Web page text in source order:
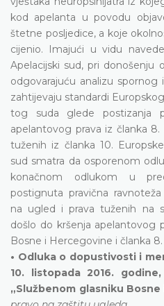
kod apelanta u povodu
štetne posljedice, a koje
cijenio. Imajući u vidu
Apelacijski sud, pri donošenju
odgovarajuću analizu spornog
zahtijevaju standardi
tog suda glede postizanja
apelantovog prava iz članka
tuženih iz članka 10.
sud smatra da osporenom
konačnom odlukom u
postignuta pravična
na ugled i prava tuženih na
došlo do kršenja apelantovog
Bosne i Hercegovine i članka
• Odluka o dopustivosti i
10. listopada 2016.
„Službenom glasniku